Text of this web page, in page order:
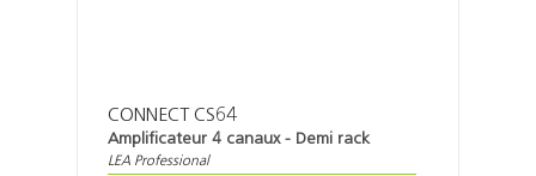
CONNECT CS64
Amplificateur 4 canaux - Demi rack
LEA Professional